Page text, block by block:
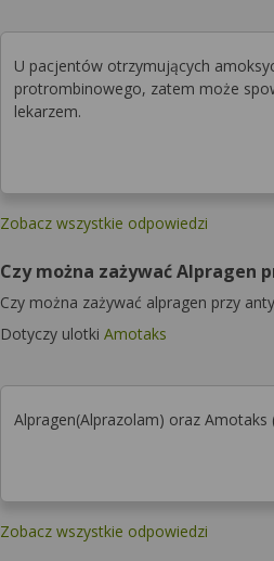
U pacjentów otrzymujących
protrombinowego, zatem może
lekarzem.
Zobacz wszystkie odpowiedzi
Czy można zażywać Alpragen
Czy można zażywać alpragen przy
Dotyczy ulotki Amotaks
Alpragen(Alprazolam) oraz
Zobacz wszystkie odpowiedzi